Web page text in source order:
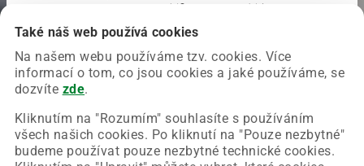
Také náš web používá cookies
Na našem webu používáme tzv. cookies. Více
informací o tom, co jsou cookies a jaké používáme, se
dozvíte zde.
Kliknutím na "Rozumím" souhlasíte s používáním
všech našich cookies. Po kliknutí na "Pouze nezbytné"
budeme používat pouze nezbytné technické cookies.
Chyba nastala na naší straně a už ji opravujeme.
Zkuste prosím znovu načíst požadovanou stránku.
Obnovit stránku Úvodní strana